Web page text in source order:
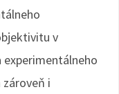
v
experimentálneho
i